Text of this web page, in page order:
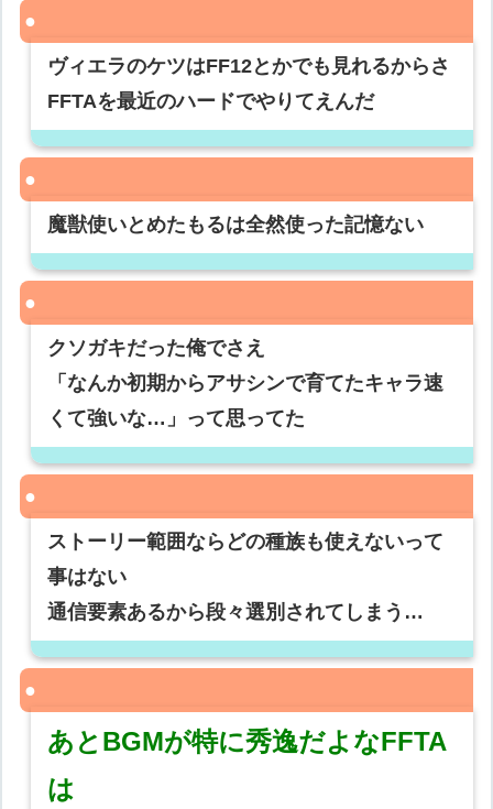
ヴィエラのケツはFF12とかでも見れるからさ
FFTAを最近のハードでやりてえんだ
魔獣使いとめたもるは全然使った記憶ない
クソガキだった俺でさえ
「なんか初期からアサシンで育てたキャラ速
くて強いな…」って思ってた
ストーリー範囲ならどの種族も使えないって
事はない
通信要素あるから段々選別されてしまう…
あとBGMが特に秀逸だよなFFTA
は